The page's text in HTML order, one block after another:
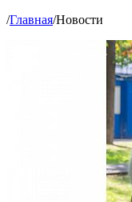
/Главная/Новости